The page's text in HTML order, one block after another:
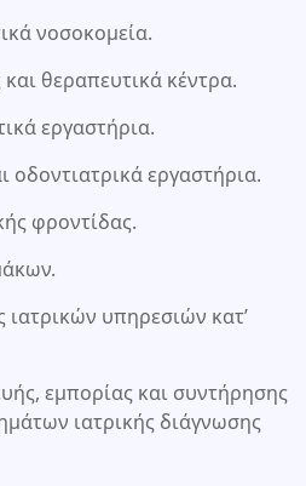
νοσοκομεία.
και θεραπευτικά κέντρα.
εργαστήρια.
οδοντιατρικά εργαστήρια.
φροντίδας.
ιατρικών υπηρεσιών κατ’
εμπορίας και συντήρησης
ιατρικής διάγνωσης